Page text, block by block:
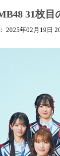
31枚目
2025年02月19日